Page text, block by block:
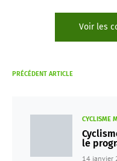
Voir les
PRÉCÉDENT ARTICLE
CYCLISME
le
14 janvier